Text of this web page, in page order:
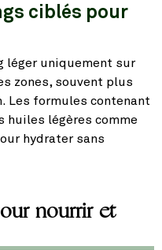
ciblés pour
léger uniquement sur
zones, souvent plus
Les formules contenant
huiles légères comme
hydrater sans
nourrir et